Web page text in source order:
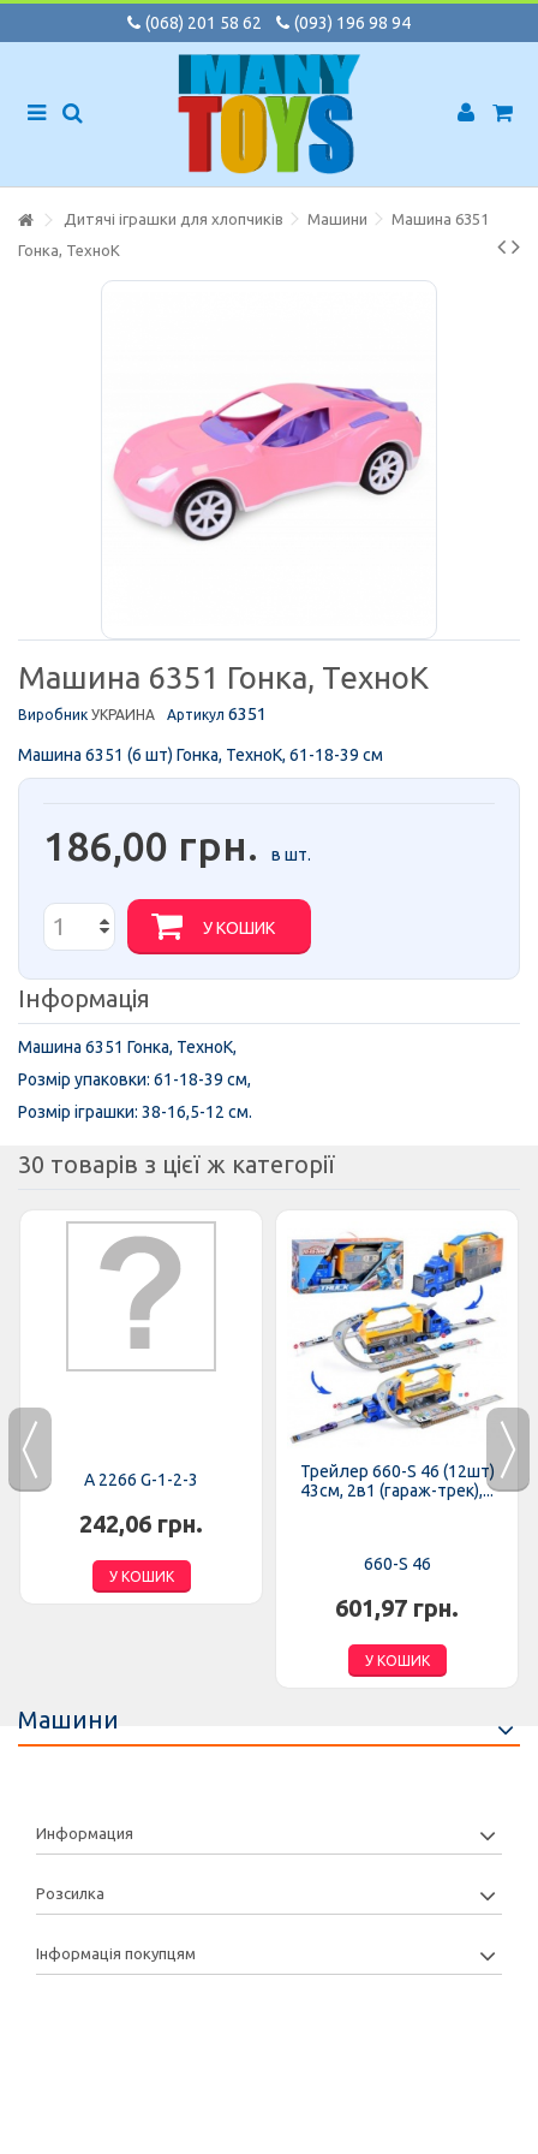
(068) 201 58 62 (093) 196 98 94
Дитячі іграшки для хлопчиків Машини
Машина 6351
Гонка, ТехноК
Машина 6351 Гонка, ТехноК
Виробник УКРАИНА Артикул 6351
Машина 6351 (6 шт) Гонка, ТехноК, 61-18-39 см
186,00 грн. в шт.
У КОШИК
Інформація
Машина 6351 Гонка, ТехноК,
Розмір упаковки: 61-18-39 см,
Розмір іграшки: 38-16,5-12 см.
30 товарів з цієї ж категорії
A 2266 G-1-2-3
242,06 грн.
У КОШИК
Трейлер 660-S 46 (12шт)
43см, 2в1 (гараж-трек),...
660-S 46
601,97 грн.
У КОШИК
Машини
Информация
Розсилка
Інформація покупцям